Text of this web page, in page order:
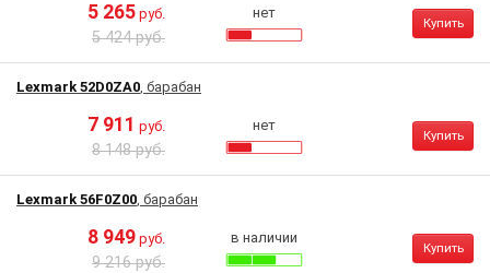
5 265 руб.
5 424 руб.
нет
Купить
Lexmark 52D0ZA0, барабан
7 911 руб.
8 148 руб.
нет
Купить
Lexmark 56F0Z00, барабан
8 949 руб.
9 216 руб.
в наличии
Купить